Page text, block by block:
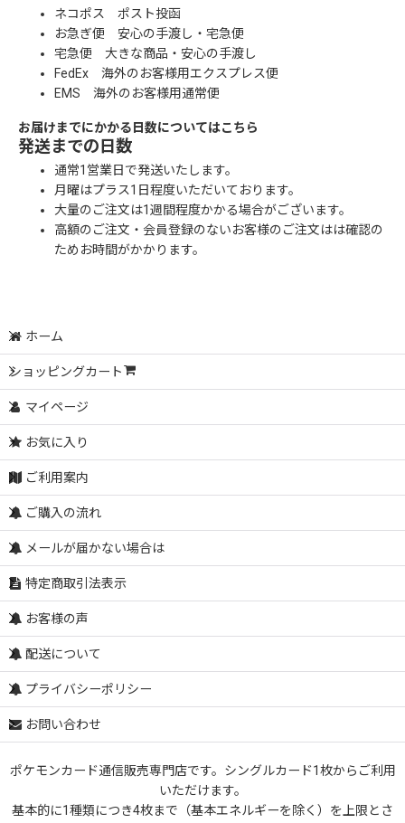
ネコポス ポスト投函
お急ぎ便 安心の手渡し・宅急便
宅急便 大きな商品・安心の手渡し
FedEx 海外のお客様用エクスプレス便
EMS 海外のお客様用通常便
お届けまでにかかる日数についてはこちら
発送までの日数
通常1営業日で発送いたします。
月曜はプラス1日程度いただいております。
大量のご注文は1週間程度かかる場合がございます。
高額のご注文・会員登録のないお客様のご注文はは確認の
ためお時間がかかります。
ホーム
ショッピングカート
マイページ
お気に入り
ご利用案内
ご購入の流れ
メールが届かない場合は
特定商取引法表示
お客様の声
配送について
プライバシーポリシー
お問い合わせ
ポケモンカード通信販売専門店です。シングルカード1枚からご利用
いただけます。
基本的に1種類につき4枚まで（基本エネルギーを除く）を上限とさ